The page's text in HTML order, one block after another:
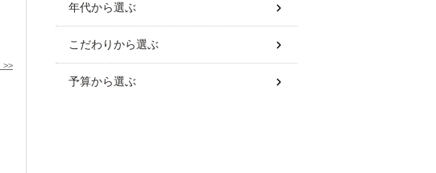
>>
年代から選ぶ
こだわりから選ぶ
予算から選ぶ